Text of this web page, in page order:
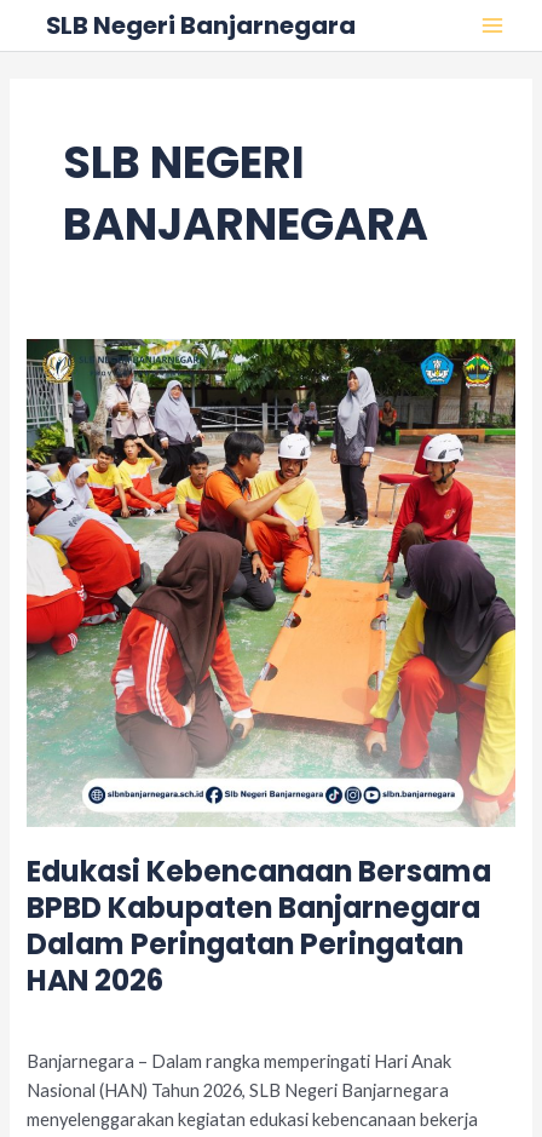
SLB Negeri Banjarnegara
SLB NEGERI
BANJARNEGARA
Edukasi Kebencanaan Bersama
BPBD Kabupaten Banjarnegara
Dalam Peringatan Peringatan
HAN 2026
Banjarnegara – Dalam rangka memperingati Hari Anak
Nasional (HAN) Tahun 2026, SLB Negeri Banjarnegara
menyelenggarakan kegiatan edukasi kebencanaan bekerja
Edukasi
Kebencanaan
Bersama
BPBD
Kabupaten
Banjarnegara
Dalam
Peringatan
Peringatan
HAN
2026